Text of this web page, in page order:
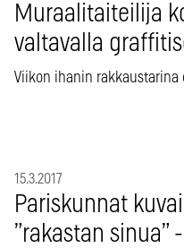
Muraalitaiteilija
valtavalla
Viikon ihanin rakkaustarina
15.3.2017
Pariskunnat
”rakastan sinua”